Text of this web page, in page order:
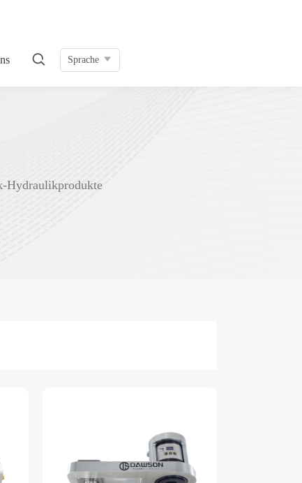
Sprache
Hydraulikprodukte